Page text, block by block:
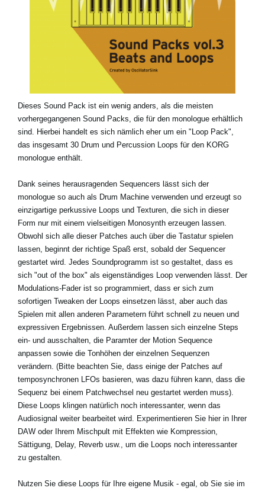
Über KORG
Dieses Sound Pack ist ein wenig anders, als die meisten
vorhergegangenen Sound Packs, die für den monologue erhältlich
sind. Hierbei handelt es sich nämlich eher um ein "Loop Pack",
das insgesamt 30 Drum und Percussion Loops für den KORG
monologue enthält.
Dank seines herausragenden Sequencers lässt sich der
monologue so auch als Drum Machine verwenden und erzeugt so
einzigartige perkussive Loops und Texturen, die sich in dieser
Form nur mit einem vielseitigen Monosynth erzeugen lassen.
Obwohl sich alle dieser Patches auch über die Tastatur spielen
lassen, beginnt der richtige Spaß erst, sobald der Sequencer
gestartet wird. Jedes Soundprogramm ist so gestaltet, dass es
sich "out of the box" als eigenständiges Loop verwenden lässt. Der
Modulations-Fader ist so programmiert, dass er sich zum
sofortigen Tweaken der Loops einsetzen lässt, aber auch das
Spielen mit allen anderen Parametern führt schnell zu neuen und
expressiven Ergebnissen. Außerdem lassen sich einzelne Steps
ein- und ausschalten, die Paramter der Motion Sequence
anpassen sowie die Tonhöhen der einzelnen Sequenzen
verändern. (Bitte beachten Sie, dass einige der Patches auf
temposynchronen LFOs basieren, was dazu führen kann, dass die
Sequenz bei einem Patchwechsel neu gestartet werden muss).
Diese Loops klingen natürlich noch interessanter, wenn das
Audiosignal weiter bearbeitet wird. Experimentieren Sie hier in Ihrer
DAW oder Ihrem Mischpult mit Effekten wie Kompression,
Sättigung, Delay, Reverb usw., um die Loops noch interessanter
zu gestalten.
Nutzen Sie diese Loops für Ihre eigene Musik - egal, ob Sie sie im